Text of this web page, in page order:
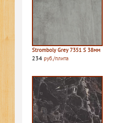
Stromboly Grey 7351 S 38мм
234 руб./плита